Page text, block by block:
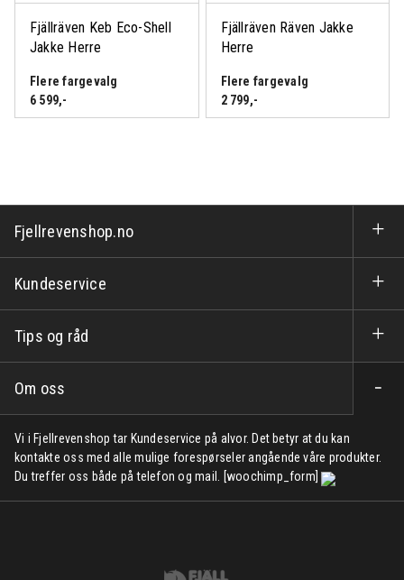
Logg inn eller bli medlem
Fjällräven Keb Eco-Shell
Jakke Herre
Flere fargevalg
6 599,-
Fjällräven Räven Jakke
Herre
Flere fargevalg
2 799,-
Fjellrevenshop.no
Kundeservice
Tips og råd
Om oss
Vi i Fjellrevenshop tar Kundeservice på alvor. Det betyr at du kan
kontakte oss med alle mulige forespørseler angående våre produkter.
Du treffer oss både på telefon og mail. [woochimp_form]